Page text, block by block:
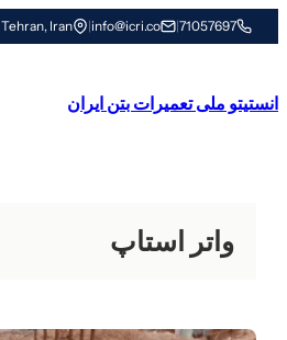
به
71057697
|
info@icri.co
|
Tehran, Iran
انستیتو ملی تعمیرات بتن ایران
واتر استاپ